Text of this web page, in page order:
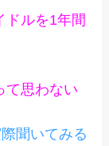
ドルを1年間
て思わない
聞いてみる